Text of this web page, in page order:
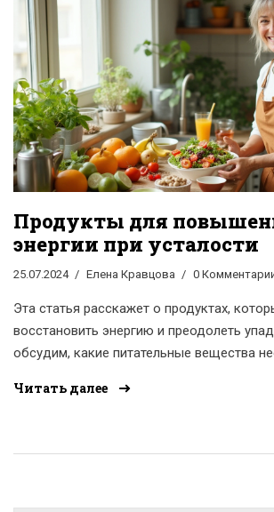
Продукты для
энергии при усталости
25.07.2024 Елена Кравцова 0
Эта статья расскажет о продуктах,
восстановить энергию и преодолеть
обсудим, какие питательные вещества
какие продукты включить в свой рацион,
Читать далее